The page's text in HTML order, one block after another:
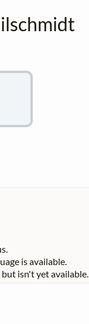
is available.
isn't yet available.